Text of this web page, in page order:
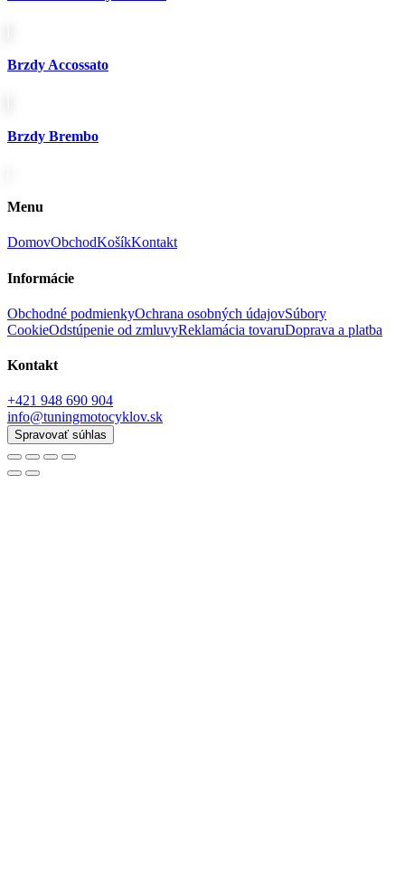
Brzdy Accossato
Brzdy Brembo
Menu
DomovObchodKošíkKontakt
Informácie
Obchodné podmienkyOchrana osobných údajovSúbory
CookieOdstúpenie od zmluvyReklamácia tovaruDoprava a platba
Kontakt
+421 948 690 904
info@tuningmotocyklov.sk
Spravovať súhlas